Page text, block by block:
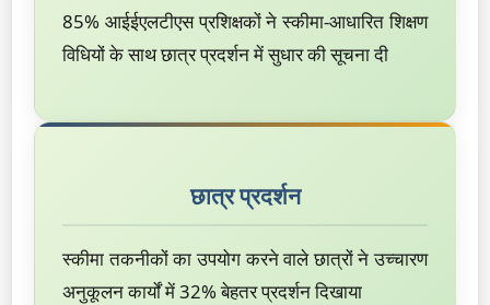
85% आईईएलटीएस प्रशिक्षकों ने स्कीमा-आधारित शिक्षण
विधियों के साथ छात्र प्रदर्शन में सुधार की सूचना दी
छात्र प्रदर्शन
स्कीमा तकनीकों का उपयोग करने वाले छात्रों ने उच्चारण
अनुकूलन कार्यों में 32% बेहतर प्रदर्शन दिखाया